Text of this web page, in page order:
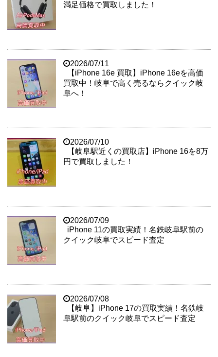
満足価格で買取しました！
2026/07/11
【iPhone 16e 買取】iPhone 16eを高価
買取中！岐阜で高く売るならクイック岐
阜へ！
2026/07/10
【岐阜駅近くの買取店】iPhone 16を8万
円で買取しました！
2026/07/09
iPhone 11の買取実績！名鉄岐阜駅前の
クイック岐阜でスピード査定
2026/07/08
【岐阜】iPhone 17の買取実績！名鉄岐
阜駅前のクイック岐阜でスピード査定